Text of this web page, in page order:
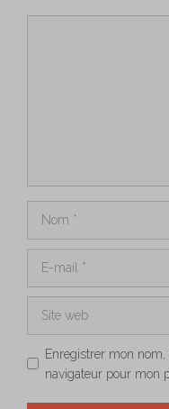
Enregistrer mon
navigateur pour mon